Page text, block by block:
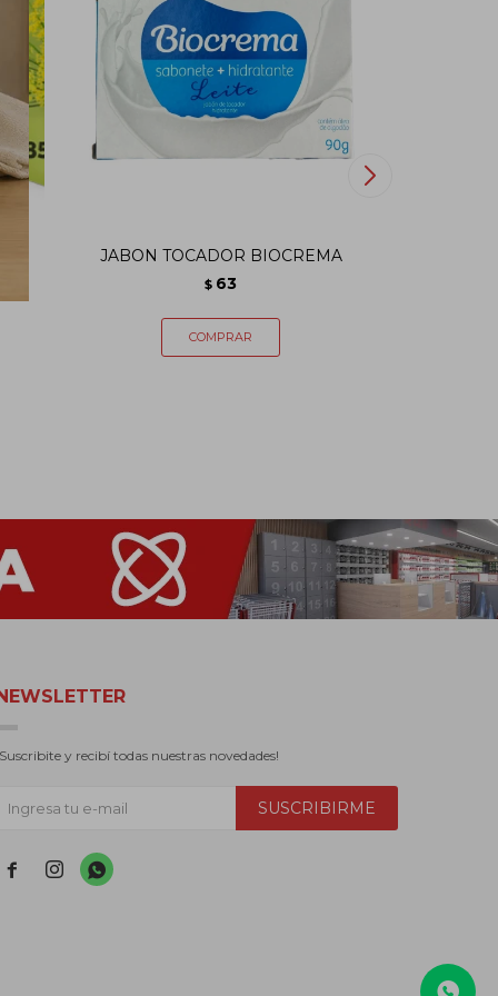
JABON TOCADOR BIOCREMA
$ 63
y recibí todas nuestras novedades!
SUSCRIBIRME
  